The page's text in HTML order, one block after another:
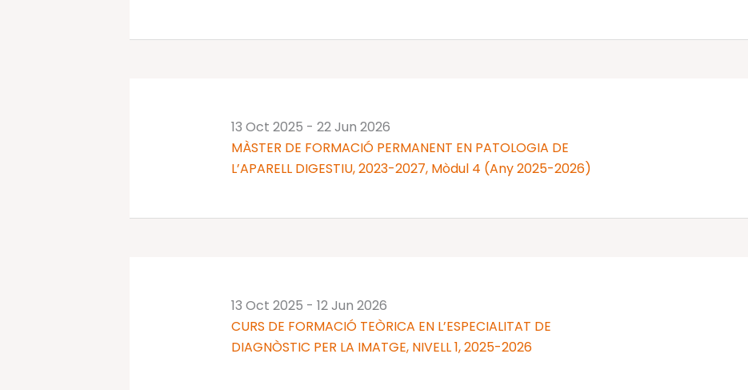
MÀSTER DE FORMACIÓ PERMANENT EN PATOLOGIA DE
L’APARELL DIGESTIU, 2023-2027, Mòdul 4 (Any 2025-2026)
13 Oct 2025 - 22 Jun 2026
CURS DE FORMACIÓ TEÒRICA EN L’ESPECIALITAT DE
DIAGNÒSTIC PER LA IMATGE, NIVELL 1, 2025-2026
13 Oct 2025 - 12 Jun 2026